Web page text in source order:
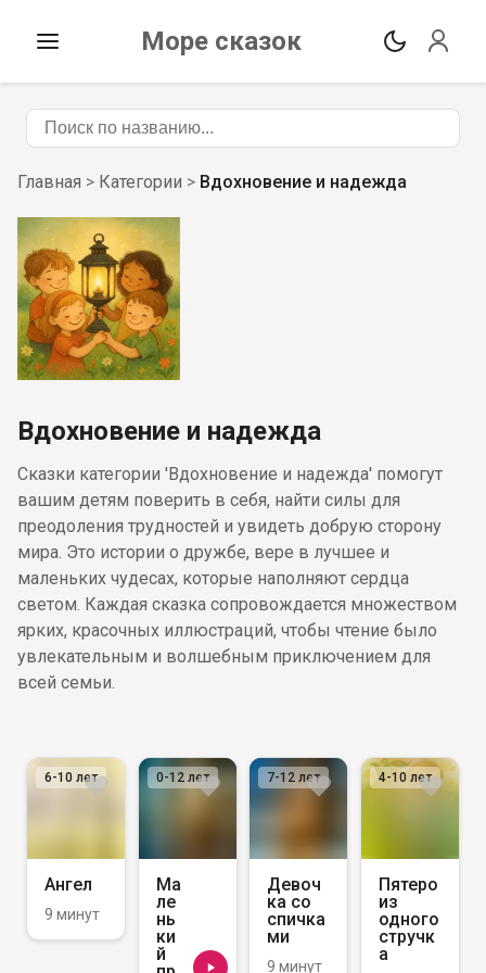
Море сказок
Главная > Категории > Вдохновение и надежда
Вдохновение и надежда
Сказки категории 'Вдохновение и надежда' помогут
вашим детям поверить в себя, найти силы для
преодоления трудностей и увидеть добрую сторону
мира. Это истории о дружбе, вере в лучшее и
маленьких чудесах, которые наполняют сердца
светом. Каждая сказка сопровождается множеством
ярких, красочных иллюстраций, чтобы чтение было
увлекательным и волшебным приключением для
всей семьи.
Ангел
9 минут
6-10 лет
Ма
ле
нь
ки
й
0-12лет
Девоч
ка со
спичка
ми
9 минут
7-12 лет
Пятеро
из
одного
стручк
а
4-10лет